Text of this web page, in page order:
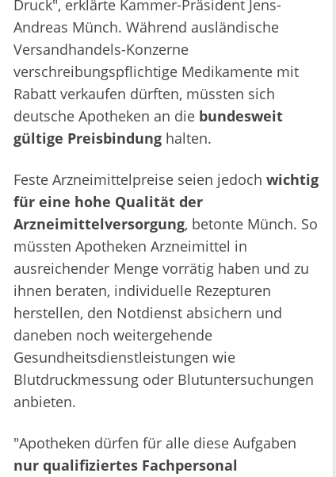
Druck", erklärte Kammer-Präsident Jens-
Andreas Münch. Während ausländische
Versandhandels-Konzerne
verschreibungspflichtige Medikamente mit
Rabatt verkaufen dürften, müssten sich
deutsche Apotheken an die bundesweit
gültige Preisbindung halten.
Feste Arzneimittelpreise seien jedoch wichtig
für eine hohe Qualität der
Arzneimittelversorgung, betonte Münch. So
müssten Apotheken Arzneimittel in
ausreichender Menge vorrätig haben und zu
ihnen beraten, individuelle Rezepturen
herstellen, den Notdienst absichern und
daneben noch weitergehende
Gesundheitsdienstleistungen wie
Blutdruckmessung oder Blutuntersuchungen
anbieten.
"Apotheken dürfen für alle diese Aufgaben
nur qualifiziertes Fachpersonal